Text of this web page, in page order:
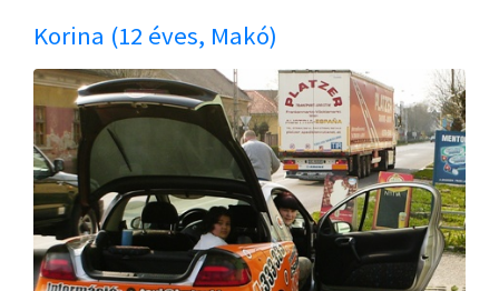
Korina (12 éves, Makó)